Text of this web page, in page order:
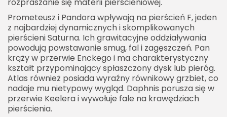
Prometeusz i Pandora wpływają na pierścień F, jeden
z najbardziej dynamicznych i skomplikowanych
pierścieni Saturna. Ich grawitacyjne oddziaływania
powodują powstawanie smug, fal i zagęszczeń. Pan
krąży w przerwie Enckego i ma charakterystyczny
kształt przypominający spłaszczony dysk lub pieróg.
Atlas również posiada wyraźny równikowy grzbiet, co
nadaje mu nietypowy wygląd. Daphnis porusza się w
przerwie Keelera i wywołuje fale na krawędziach
pierścienia.